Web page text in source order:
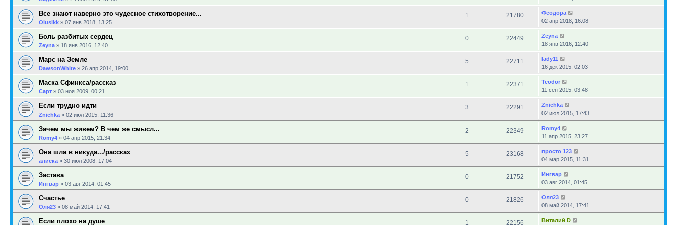
Все знают наверно это чудесное стихотворение...
Olusikk » 07 янв 2018, 13:25
1 21780
Феодора
02 апр 2018, 16:08
Боль разбитых сердец
Zeyna » 18 янв 2016, 12:40
0 22449
Zeyna
18 янв 2016, 12:40
Марс на Земле
DawsonWhite » 26 апр 2014, 19:00
5 22711
lady11
16 дек 2015, 02:03
Маска Сфинкса/рассказ
Сарт » 03 ноя 2009, 00:21
1 22371
Teodor
11 сен 2015, 03:48
Если трудно идти
Znichka » 02 июл 2015, 11:36
3 22291
Znichka
02 июл 2015, 17:43
Зачем мы живем? В чем же смысл...
Romy4 » 04 апр 2015, 21:34
2 22349
Romy4
11 апр 2015, 23:27
Она шла в никуда.../рассказ
алиска » 30 июл 2008, 17:04
5 23168
просто 123
04 мар 2015, 11:31
Застава
Ингвар » 03 авг 2014, 01:45
0 21752
Ингвар
03 авг 2014, 01:45
Счастье
Оля23 » 08 май 2014, 17:41
0 21826
Оля23
08 май 2014, 17:41
Если плохо на душе 1 22156
Виталий D